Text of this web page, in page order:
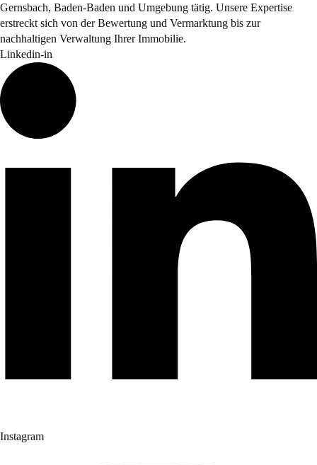
Gernsbach, Baden-Baden und Umgebung tätig. Unsere Expertise
erstreckt sich von der Bewertung und Vermarktung bis zur
nachhaltigen Verwaltung Ihrer Immobilie.
Linkedin-in
Instagram